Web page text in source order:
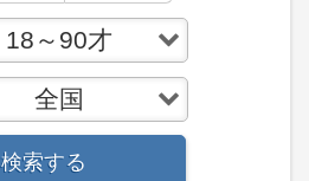
18～90才
全国
検索する